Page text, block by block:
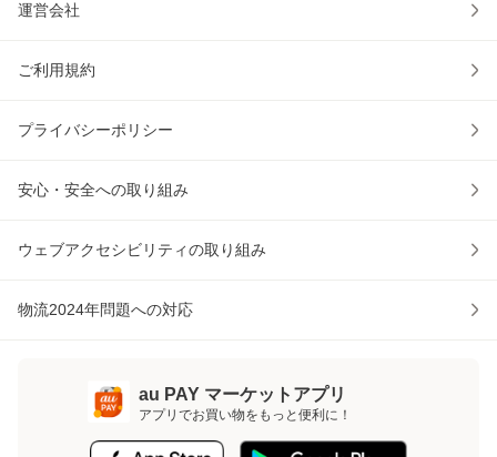
運営会社
ご利用規約
プライバシーポリシー
安心・安全への取り組み
ウェブアクセシビリティの取り組み
物流2024年問題への対応
au PAY マーケットアプリ
アプリでお買い物をもっと便利に！